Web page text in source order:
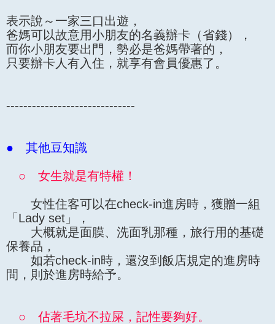
表示說～一家三口出遊，
爸媽可以故意用小朋友的名義辦卡（省錢），
而你小朋友要出門，勢必是爸媽帶著的，
只要辦卡人有入住，就享有會員優惠了。
------------------------------
● 其他豆知識
○ 女生就是有特權！
女性住客可以在check-in進房時，獲贈一組
「Lady set」，
大概就是面膜、洗面乳那種，旅行用的基礎
保養品，
如若check-in時，還沒到飯店規定的進房時
間，則於進房時給予。
○ 佔著毛坑不拉屎，記性要夠好。